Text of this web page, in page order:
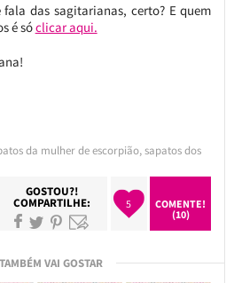
das sagitarianas, certo? E quem
é sóclicar aqui.
da mulher de escorpião,sapatos dos
GOSTOU?!
COMPARTILHE: 5
COMENTE!
(10)
VAI GOSTAR